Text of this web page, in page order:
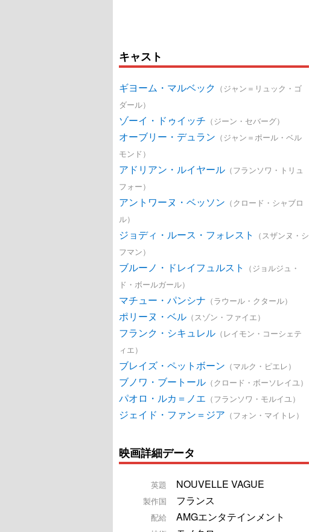
キャスト
ギヨーム・マルベック （ジャン＝リュック・ゴ
ダール）
ゾーイ・ドゥイッチ （ジーン・セバーグ）
オーブリー・デュラン （ジャン＝ポール・ベル
モンド）
アドリアン・ルイヤール （フランソワ・トリュ
フォー）
アントワーヌ・ベッソン （クロード・シャブロ
ル）
ジョディ・ルース・フォレスト
（スザンヌ・シ
フマン）
ブルーノ・ドレイフュルスト
（ジョルジュ・
ド・ボールガール）
マチュー・パンシナ （ラウール・クタール）
ポリーヌ・ベル （スゾン・ファイエ）
フランク・シキュレル （レイモン・コーシェテ
ィエ）
ブレイズ・ペットボーン （マルク・ピエレ）
ブノワ・ブートール （クロード・ボーソレイユ）
パオロ・ルカ＝ノエ （フランソワ・モルイユ）
ジェイド・ファン＝ジア （フォン・マイトレ）
映画詳細データ
英題 NOUVELLE VAGUE
製作国 フランス
配給 AMGエンタテインメント